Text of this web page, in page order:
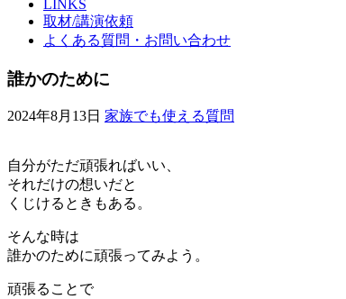
LINKS
取材/講演依頼
よくある質問・お問い合わせ
誰かのために
2024年8月13日 家族でも使える質問
自分がただ頑張ればいい、
それだけの想いだと
くじけるときもある。
そんな時は
誰かのために頑張ってみよう。
頑張ることで